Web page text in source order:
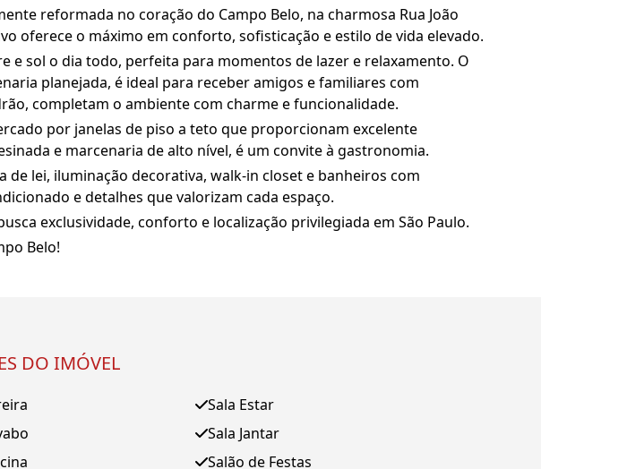
reformada no coração do Campo Belo, na charmosa Rua João
oferece o máximo em conforto, sofisticação e estilo de vida elevado.
e sol o dia todo, perfeita para momentos de lazer e relaxamento. O
planejada, é ideal para receber amigos e familiares com
completam o ambiente com charme e funcionalidade.
por janelas de piso a teto que proporcionam excelente
e marcenaria de alto nível, é um convite à gastronomia.
lei, iluminação decorativa, walk-in closet e banheiros com
e detalhes que valorizam cada espaço.
exclusividade, conforto e localização privilegiada em São Paulo.
Belo!
DO IMÓVEL
Sala Estar
Sala Jantar
Salão de Festas